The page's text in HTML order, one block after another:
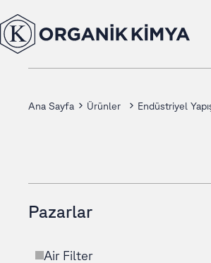
Ana Sayfa Ürünler Endüstriyel
Pazarlar
Air Filter